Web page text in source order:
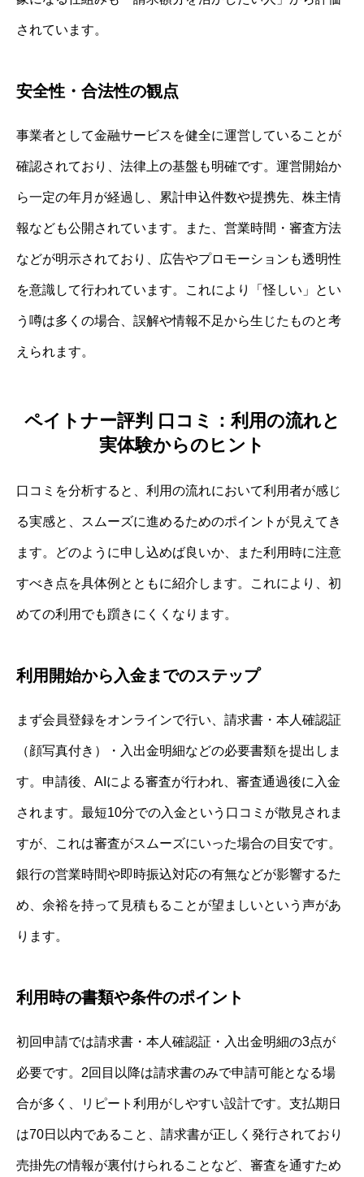
されています。
安全性・合法性の観点
事業者として金融サービスを健全に運営していることが
確認されており、法律上の基盤も明確です。運営開始か
ら一定の年月が経過し、累計申込件数や提携先、株主情
報なども公開されています。また、営業時間・審査方法
などが明示されており、広告やプロモーションも透明性
を意識して行われています。これにより「怪しい」とい
う噂は多くの場合、誤解や情報不足から生じたものと考
えられます。
ペイトナー評判 口コミ：利用の流れと
実体験からのヒント
口コミを分析すると、利用の流れにおいて利用者が感じ
る実感と、スムーズに進めるためのポイントが見えてき
ます。どのように申し込めば良いか、また利用時に注意
すべき点を具体例とともに紹介します。これにより、初
めての利用でも躓きにくくなります。
利用開始から入金までのステップ
まず会員登録をオンラインで行い、請求書・本人確認証
（顔写真付き）・入出金明細などの必要書類を提出しま
す。申請後、AIによる審査が行われ、審査通過後に入金
されます。最短10分での入金という口コミが散見されま
すが、これは審査がスムーズにいった場合の目安です。
銀行の営業時間や即時振込対応の有無などが影響するた
め、余裕を持って見積もることが望ましいという声があ
ります。
利用時の書類や条件のポイント
初回申請では請求書・本人確認証・入出金明細の3点が
必要です。2回目以降は請求書のみで申請可能となる場
合が多く、リピート利用がしやすい設計です。支払期日
は70日以内であること、請求書が正しく発行されており
売掛先の情報が裏付けられることなど、審査を通すため